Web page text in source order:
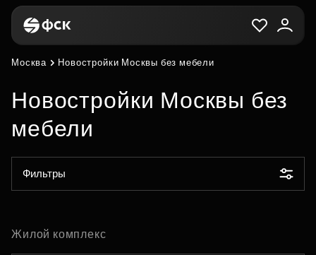
Москва Новостройки Москвы без мебели
Новостройки Москвы без
мебели
Фильтры
Жилой комплекс